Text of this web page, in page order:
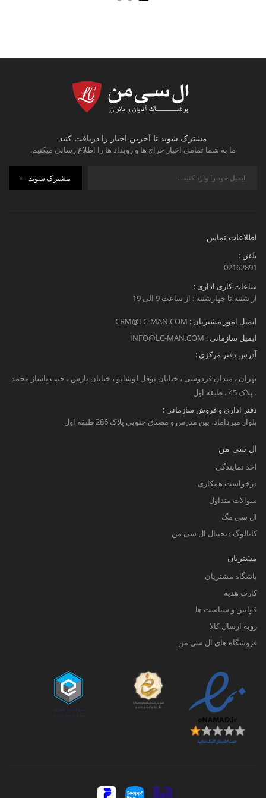
مشترک شوید تا آخرین اخبار را دریافت کنید
ما به شما تمامی اخبار حراج ها و رویداد ها را اطلاع رسانی میکنیم.
مشترک شوید
اطلاعات تماس
تلفن :
02162891
ساعات کاری اداری :
از شنبه تا چهارشنبه : از ساعت 9 الی 19
ایمیل امور مشتریان : CRM@LC-MAN.COM
ایمیل سازمانی : INFO@LC-MAN.COM
آدرس دفتر مرکزی :
تهران ، میدان فردوسی ، خبابان نوفل لوشاتو ، خیابان پارس ، جنب پاساژ محمد
، پلاک 45 ، طبقه اول
دفتر اداری و فروش سازمانی :
بلوار میرداماد، بین مدرس و مصدق جنوبی پلاک 286 طبقه اول
ال سی من
اخذ نمایندگی
درخواست همکاری
سوالات متداول
ال سی مگ
کاتالوگ دیجیتال ال سی من
مشتریان
باشگاه مشتریان
کارت هدیه
قوانین و سیاست ها
رویه ارسال کالا
فروشگاه های ال سی من